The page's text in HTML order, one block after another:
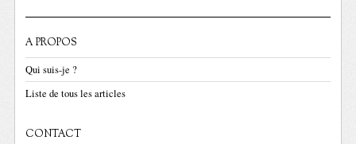
A PROPOS
Qui suis-je ?
Liste de tous les articles
CONTACT